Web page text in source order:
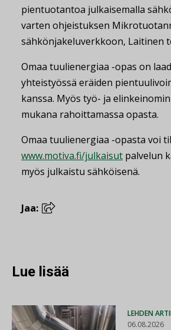
pientuotantoa julkaisemalla
varten ohjeistuksen
sähkönjakeluverkkoon, Laitinen
Omaa tuulienergiaa -opas on
yhteistyössä eräiden
kanssa. Myös työ- ja
mukana rahoittamassa opasta.
Omaa tuulienergiaa -opasta voi
www.motiva.fi/julkaisut palvelun
myös julkaistu sähköisenä.
Jaa:
Lue lisää
LEHDEN
06.08.2026